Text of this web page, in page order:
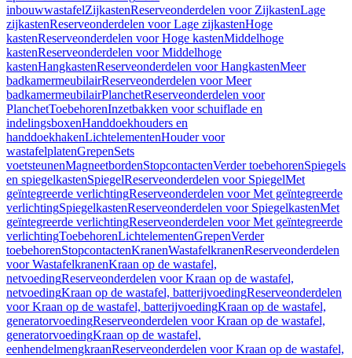
inbouwwastafelZijkastenReserveonderdelen voor ZijkastenLage
zijkastenReserveonderdelen voor Lage zijkastenHoge
kastenReserveonderdelen voor Hoge kastenMiddelhoge
kastenReserveonderdelen voor Middelhoge
kastenHangkastenReserveonderdelen voor HangkastenMeer
badkamermeubilairReserveonderdelen voor Meer
badkamermeubilairPlanchetReserveonderdelen voor
PlanchetToebehorenInzetbakken voor schuiflade en
indelingsboxenHanddoekhouders en
handdoekhakenLichtelementenHouder voor
wastafelplatenGrepenSets
voetsteunenMagneetbordenStopcontactenVerder toebehorenSpiegels
en spiegelkastenSpiegelReserveonderdelen voor SpiegelMet
geïntegreerde verlichtingReserveonderdelen voor Met geïntegreerde
verlichtingSpiegelkastenReserveonderdelen voor SpiegelkastenMet
geïntegreerde verlichtingReserveonderdelen voor Met geïntegreerde
verlichtingToebehorenLichtelementenGrepenVerder
toebehorenStopcontactenKranenWastafelkranenReserveonderdelen
voor WastafelkranenKraan op de wastafel,
netvoedingReserveonderdelen voor Kraan op de wastafel,
netvoedingKraan op de wastafel, batterijvoedingReserveonderdelen
voor Kraan op de wastafel, batterijvoedingKraan op de wastafel,
generatorvoedingReserveonderdelen voor Kraan op de wastafel,
generatorvoedingKraan op de wastafel,
eenhendelmengkraanReserveonderdelen voor Kraan op de wastafel,